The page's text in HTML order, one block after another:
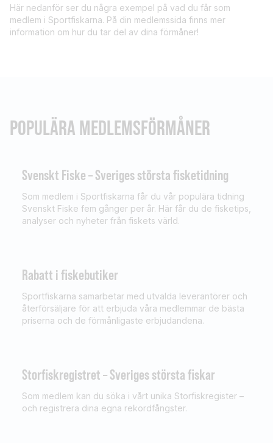
Här nedanför ser du några exempel på vad du får som
medlem i Sportfiskarna. På din medlemssida finns mer
information om hur du tar del av dina förmåner!
POPULÄRA MEDLEMSFÖRMÅNER
Svenskt Fiske – Sveriges största fisketidning
Som medlem i Sportfiskarna får du vår populära tidning
Svenskt Fiske fem gånger per år. Här får du de fisketips,
analyser och nyheter från fiskets värld.
Rabatt i fiskebutiker
Sportfiskarna samarbetar med utvalda leverantörer och
återförsäljare för att erbjuda våra medlemmar de bästa
priserna och de förmånligaste erbjudandena.
Storfiskregistret – Sveriges största fiskar
Som medlem kan du söka i vårt unika Storfiskregister –
och registrera dina egna rekordfångster.